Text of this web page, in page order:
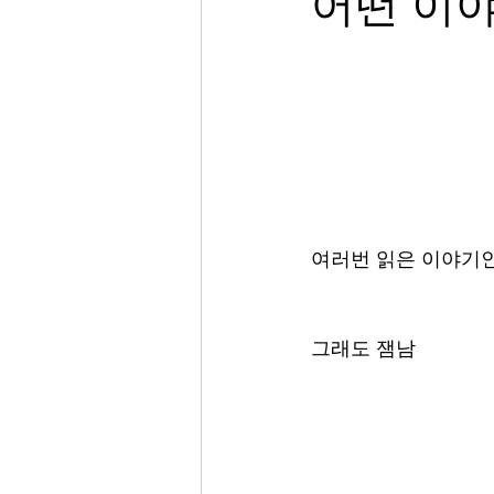
여러번 읽은 이야기
그래도 잼남